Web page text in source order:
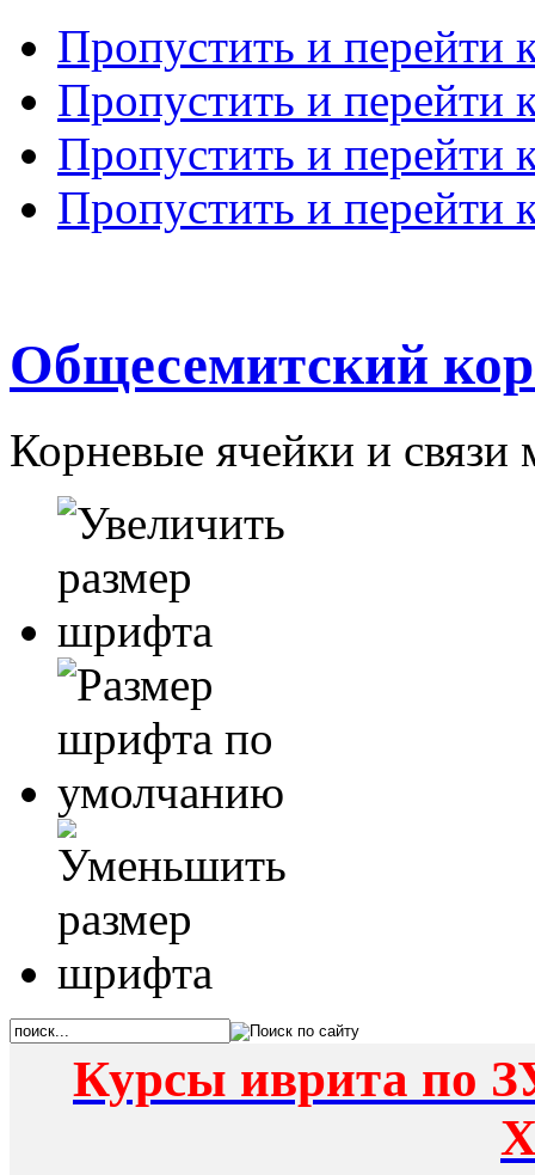
Пропустить и перейти
Пропустить и перейти
Пропустить и перейти
Пропустить и перейти
Общесемитский
Корневые ячейки и
Курсы иврита по